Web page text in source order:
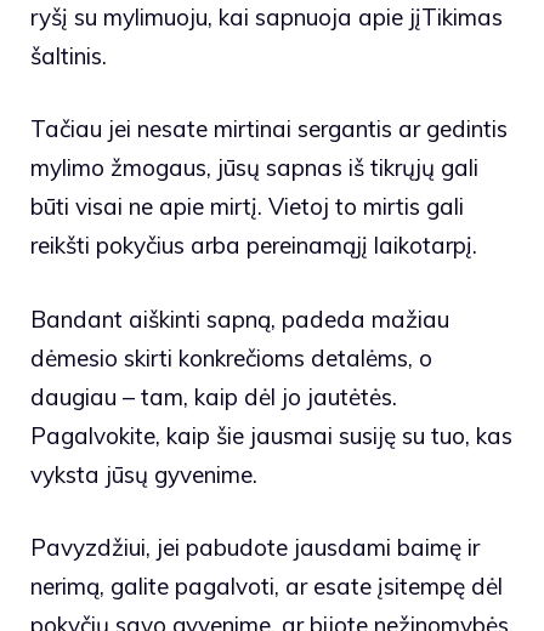
ryšį su mylimuoju, kai sapnuoja apie jįTikimas
šaltinis.
Tačiau jei nesate mirtinai sergantis ar gedintis
mylimo žmogaus, jūsų sapnas iš tikrųjų gali
būti visai ne apie mirtį. Vietoj to mirtis gali
reikšti pokyčius arba pereinamąjį laikotarpį.
Bandant aiškinti sapną, padeda mažiau
dėmesio skirti konkrečioms detalėms, o
daugiau – tam, kaip dėl jo jautėtės.
Pagalvokite, kaip šie jausmai susiję su tuo, kas
vyksta jūsų gyvenime.
Pavyzdžiui, jei pabudote jausdami baimę ir
nerimą, galite pagalvoti, ar esate įsitempę dėl